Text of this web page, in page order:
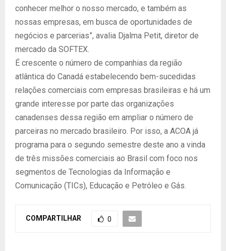
conhecer melhor o nosso mercado, e também as
nossas empresas, em busca de oportunidades de
negócios e parcerias”, avalia Djalma Petit, diretor de
mercado da SOFTEX.
É crescente o número de companhias da região
atlântica do Canadá estabelecendo bem-sucedidas
relações comerciais com empresas brasileiras e há um
grande interesse por parte das organizações
canadenses dessa região em ampliar o número de
parceiras no mercado brasileiro. Por isso, a ACOA já
programa para o segundo semestre deste ano a vinda
de três missões comerciais ao Brasil com foco nos
segmentos de Tecnologias da Informação e
Comunicação (TICs), Educação e Petróleo e Gás.
COMPARTILHAR 0